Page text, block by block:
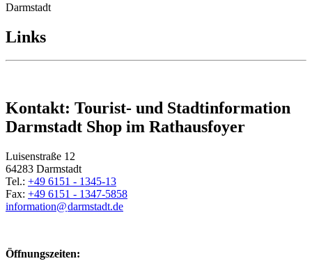
Darmstadt
Links
Kontakt: Tourist- und Stadtinformation
Darmstadt Shop im Rathausfoyer
Luisenstraße 12
64283 Darmstadt
Tel.: +49 6151 - 1345-13
Fax: +49 6151 - 1347-5858
information@darmstadt.de
Öffnungszeiten: